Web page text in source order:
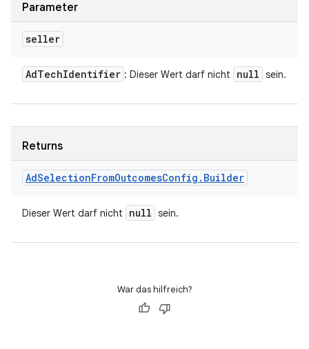
Parameter
seller
AdTechIdentifier : Dieser Wert darf nicht null sein.
Returns
AdSelectionFromOutcomesConfig . Builder
Dieser Wert darf nicht null sein.
War das hilfreich?